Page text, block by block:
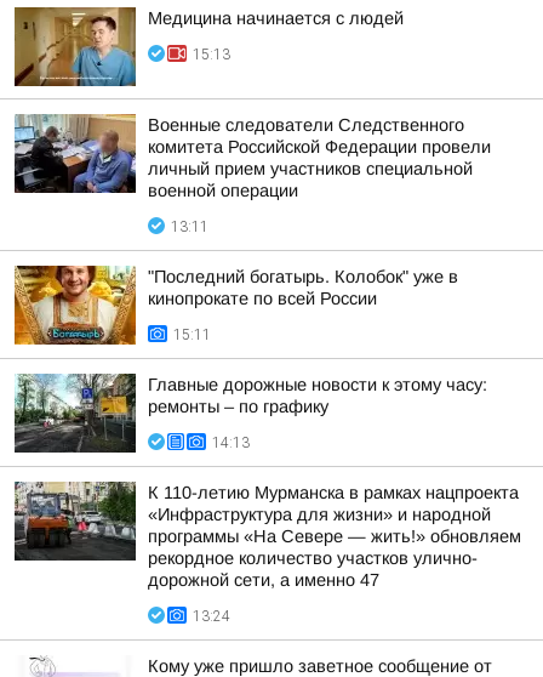
Медицина начинается с людей
15:13
Военные следователи Следственного
комитета Российской Федерации провели
личный прием участников специальной
военной операции
13:11
"Последний богатырь. Колобок" уже в
кинопрокате по всей России
15:11
Главные дорожные новости к этому часу:
ремонты – по графику
14:13
К 110-летию Мурманска в рамках нацпроекта
«Инфраструктура для жизни» и народной
программы «На Севере — жить!» обновляем
рекордное количество участков улично-
дорожной сети, а именно 47
13:24
Кому уже пришло заветное сообщение от